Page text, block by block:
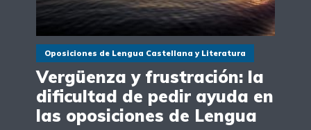
Oposiciones de Lengua Castellana y Literatura
Vergüenza y frustración: la
dificultad de pedir ayuda en
las oposiciones de Lengua